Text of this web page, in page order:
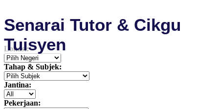
Senarai Tutor & Cikgu
Tuisyen
Lokasi:
Tahap & Subjek:
Jantina:
Pekerjaan: